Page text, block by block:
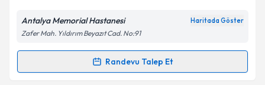
Kişisel verilerimin işlenmesine ilişkin
Metni'ni okudum ve kişisel verilerimin belirtilen
kapsamda işlenmesini kabul ediyorum.
Antalya Memorial Hastanesi Haritada Göster
Zafer Mah. Yıldırım Beyazıt Cad. No:91
Randevu Talep Et
Randevu Takvimi Talebi